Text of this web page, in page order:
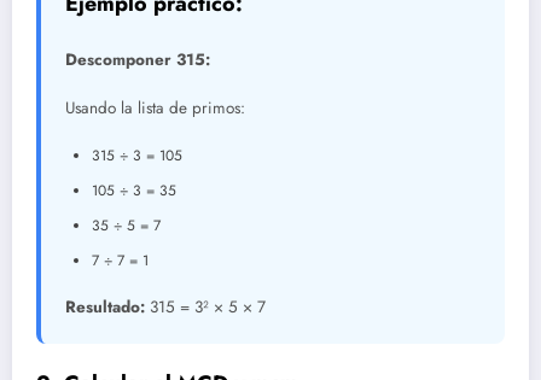
Descomponer 315:
Usando la lista de primos:
315 ÷ 3 = 105
105 ÷ 3 = 35
35 ÷ 5 = 7
7 ÷ 7 = 1
Resultado: 315 = 3² × 5 × 7